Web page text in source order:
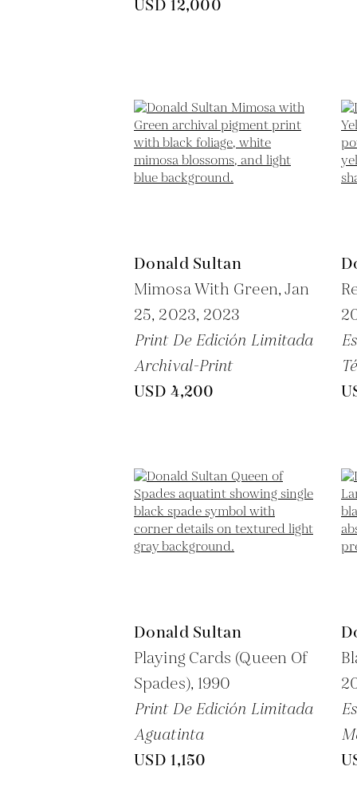
USD 12,000
Donald Sultan
Mimosa With Green, Jan
25, 2023, 2023
Print De Edición Limitada
Archival-Print
USD 4,200
Donald Sultan
Playing Cards (Queen Of
Spades), 1990
Print De Edición Limitada
Aguatinta
USD 1,150